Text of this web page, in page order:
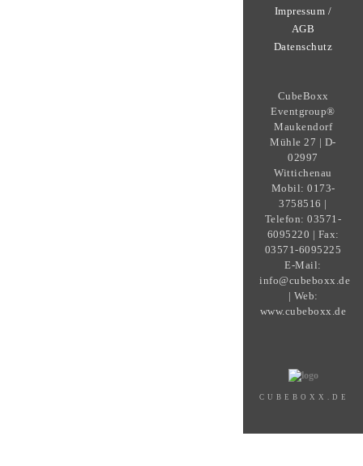
Impressum /
AGB
Datenschutz
CubeBoxx
Eventgroup®
Maukendorf
Mühle 27 | D-
02997
Wittichenau
Mobil: 0173-
3758516 |
Telefon: 03571-
6095220 | Fax:
03571-6095225
E-Mail:
info@cubeboxx.de
| Web:
www.cubeboxx.de
CUBEBOXX.DE